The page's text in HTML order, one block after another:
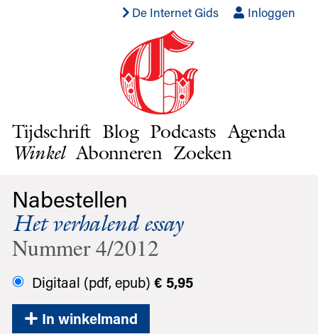
De Internet Gids Inloggen
Tijdschrift Blog Podcasts Agenda
Winkel Abonneren Zoeken
Nabestellen
Het verhalend essay
Nummer 4/2012
Digitaal (pdf, epub) € 5,95
In winkelmand